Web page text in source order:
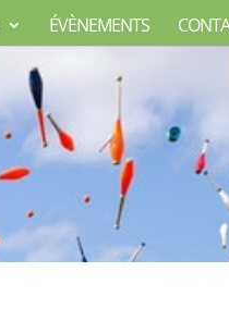
ÉVÈNEMENTS